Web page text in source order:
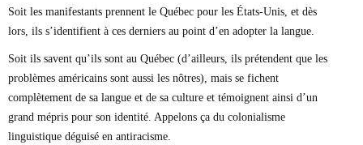
Soit les manifestants prennent le Québec pour les États-Unis, et dès
lors, ils s’identifient à ces derniers au point d’en adopter la langue.
Soit ils savent qu’ils sont au Québec (d’ailleurs, ils prétendent que les
problèmes américains sont aussi les nôtres), mais se fichent
complètement de sa langue et de sa culture et témoignent ainsi d’un
grand mépris pour son identité. Appelons ça du colonialisme
linguistique déguisé en antiracisme.